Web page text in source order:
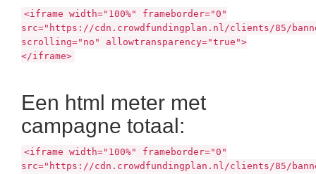
<iframe width="100%" frameborder="0"
src="https://cdn.crowdfundingplan.nl/clients/85/
scrolling="no" allowtransparency="true">
</iframe>
Een html meter met
campagne totaal:
<iframe width="100%" frameborder="0"
src="https://cdn.crowdfundingplan.nl/clients/85/